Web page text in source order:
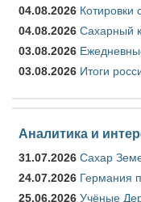
04.08.2026 Котировки
04.08.2026 Сахарный
03.08.2026
03.08.2026 Итоги
Аналитика и
31.07.2026 Сахар
24.07.2026 Германия
25.06.2026 Учёные